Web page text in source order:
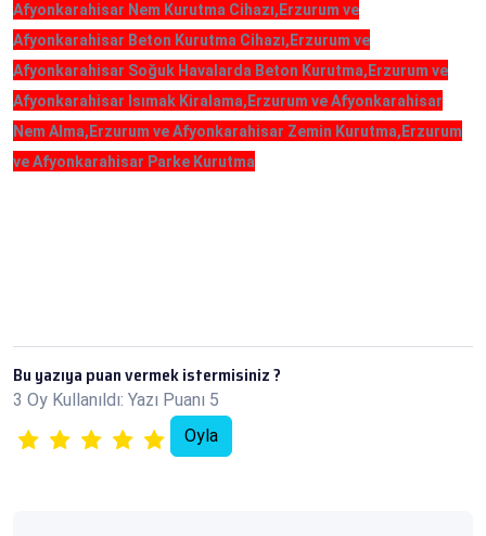
Afyonkarahisar Nem Kurutma Cihazı,Erzurum ve
Afyonkarahisar Beton Kurutma Cihazı,Erzurum ve
Afyonkarahisar Soğuk Havalarda Beton Kurutma,Erzurum ve
Afyonkarahisar Isımak Kiralama,Erzurum ve Afyonkarahisar
Nem Alma,Erzurum ve Afyonkarahisar Zemin Kurutma,Erzurum
ve Afyonkarahisar Parke Kurutma
Bu yazıya puan vermek istermisiniz ?
3 Oy Kullanıldı: Yazı Puanı 5